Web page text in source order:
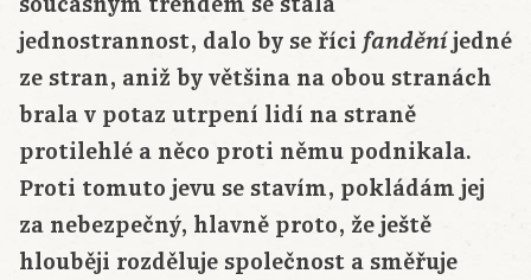
jednostrannost, dalo by se říci fanděníjedné
ze stran, aniž by většina na obou stranách
brala v potaz utrpení lidí na straně
protilehlé a něco proti němu podnikala.
Proti tomuto jevu se stavím, pokládám jej
za nebezpečný, hlavně proto, že ještě
hlouběji rozděluje společnost a směřuje